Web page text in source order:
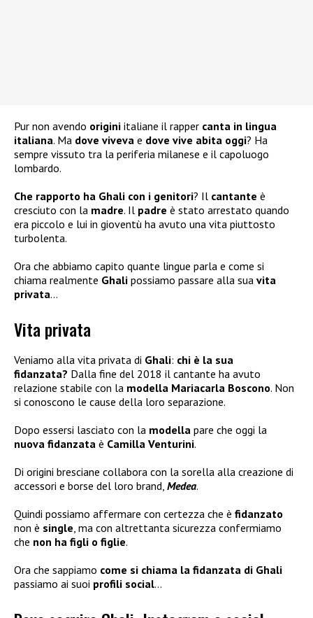
Pur non avendo origini italiane il rapper canta in lingua
italiana. Ma dove viveva e dove vive abita oggi? Ha
sempre vissuto tra la periferia milanese e il capoluogo
lombardo.
Che rapporto ha Ghali con i genitori? Il cantante è
cresciuto con la madre. Il padre è stato arrestato quando
era piccolo e lui in gioventù ha avuto una vita piuttosto
turbolenta.
Ora che abbiamo capito quante lingue parla e come si
chiama realmente Ghali possiamo passare alla sua vita
privata…
Vita privata
Veniamo alla vita privata di Ghali: chi è la sua
fidanzata? Dalla fine del 2018 il cantante ha avuto
relazione stabile con la modella Mariacarla Boscono. Non
si conoscono le cause della loro separazione.
Dopo essersi lasciato con la modella pare che oggi la
nuova fidanzata è Camilla Venturini.
Di origini bresciane collabora con la sorella alla creazione di
accessori e borse del loro brand, Medea.
Quindi possiamo affermare con certezza che è fidanzato
non è single, ma con altrettanta sicurezza confermiamo
che non ha figli o figlie.
Ora che sappiamo come si chiama la fidanzata di Ghali
passiamo ai suoi profili social…